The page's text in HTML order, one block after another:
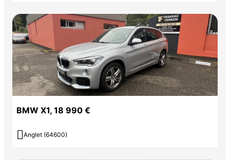
BMW X1, 18 990 €
 Anglet (64600)